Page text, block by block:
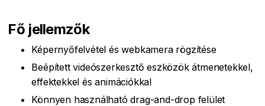
Fő jellemzők
Képernyőfelvétel és webkamera rögzítése
Beépített videószerkesztő eszközök átmenetekkel,
effektekkel és animációkkal
Könnyen használható drag-and-drop felület